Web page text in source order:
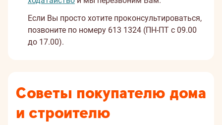
Если Вы просто хотите проконсультироваться,
позвоните по номеру 613 1324 (ПН-ПТ с 09.00
до 17.00).
Советы покупателю дома
и строителю